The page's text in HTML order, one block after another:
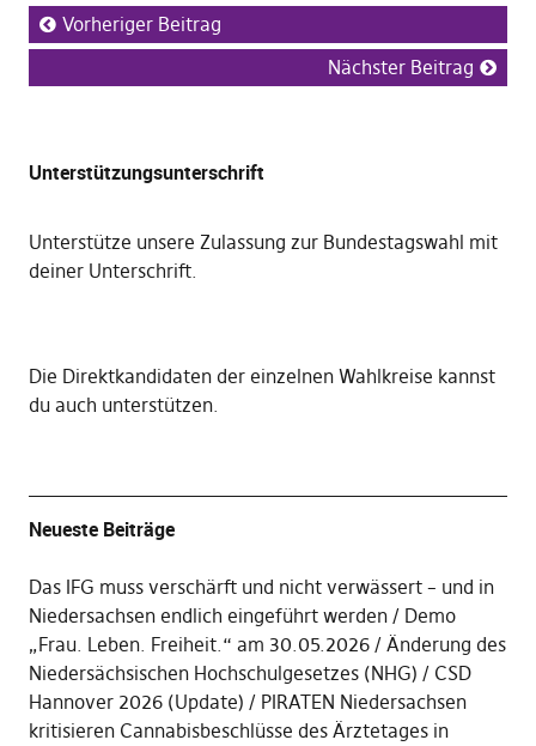
Vorheriger Beitrag
Nächster Beitrag
Unterstützungsunterschrift
Unterstütze unsere Zulassung zur Bundestagswahl mit
deiner Unterschrift.
Die Direktkandidaten der einzelnen Wahlkreise kannst
du auch unterstützen.
Neueste Beiträge
Das IFG muss verschärft und nicht verwässert – und in
Niedersachsen endlich eingeführt werden
Demo
„Frau. Leben. Freiheit.“ am 30.05.2026
Änderung des
Niedersächsischen Hochschulgesetzes (NHG)
CSD
Hannover 2026 (Update)
PIRATEN Niedersachsen
kritisieren Cannabisbeschlüsse des Ärztetages in